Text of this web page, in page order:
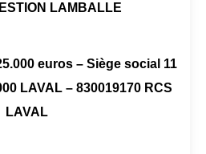
LAMBALLE
euros – Siège social 11
LAVAL – 830019170 RCS
LAVAL